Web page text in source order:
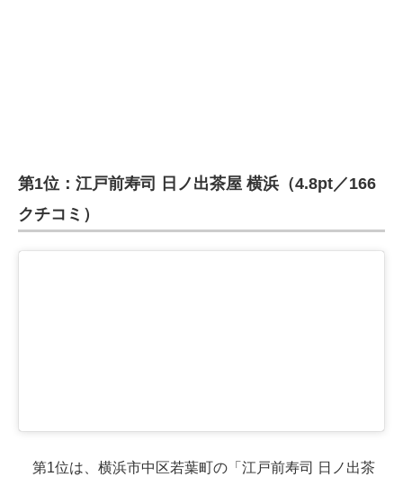
第1位：江戸前寿司 日ノ出茶屋 横浜（4.8pt／166
クチコミ）
第1位は、横浜市中区若葉町の「江戸前寿司 日ノ出茶